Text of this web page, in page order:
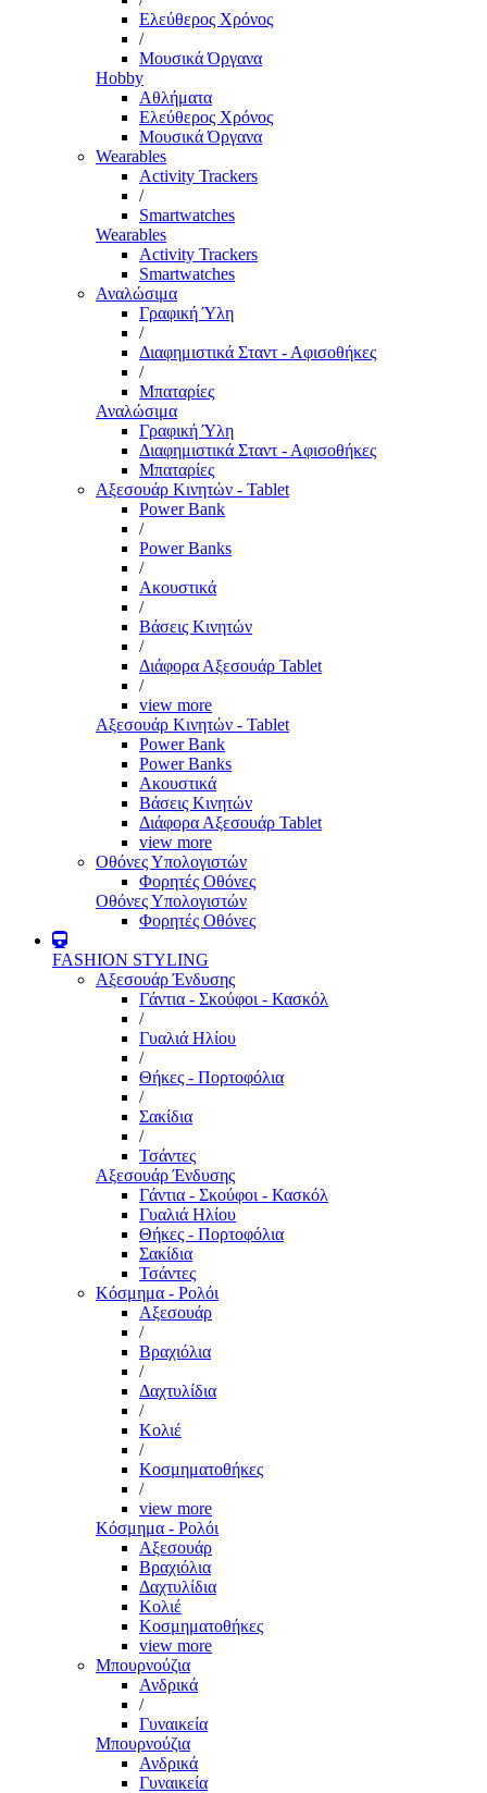
Ελεύθερος Χρόνος
/
Μουσικά Όργανα
Hobby
Αθλήματα
Ελεύθερος Χρόνος
Μουσικά Όργανα
Wearables
Activity Trackers
/
Smartwatches
Wearables
Activity Trackers
Smartwatches
Αναλώσιμα
Γραφική Ύλη
/
Διαφημιστικά Σταντ - Αφισοθήκες
/
Μπαταρίες
Αναλώσιμα
Γραφική Ύλη
Διαφημιστικά Σταντ - Αφισοθήκες
Μπαταρίες
Αξεσουάρ Κινητών - Tablet
Power Bank
/
Power Banks
/
Ακουστικά
/
Βάσεις Κινητών
/
Διάφορα Αξεσουάρ Tablet
/
view more
Αξεσουάρ Κινητών - Tablet
Power Bank
Power Banks
Ακουστικά
Βάσεις Κινητών
Διάφορα Αξεσουάρ Tablet
view more
Οθόνες Υπολογιστών
Φορητές Οθόνες
Οθόνες Υπολογιστών
Φορητές Οθόνες
FASHION STYLING
Αξεσουάρ Ένδυσης
Γάντια - Σκούφοι - Κασκόλ
/
Γυαλιά Ηλίου
/
Θήκες - Πορτοφόλια
/
Σακίδια
/
Τσάντες
Αξεσουάρ Ένδυσης
Γάντια - Σκούφοι - Κασκόλ
Γυαλιά Ηλίου
Θήκες - Πορτοφόλια
Σακίδια
Τσάντες
Κόσμημα - Ρολόι
Αξεσουάρ
/
Βραχιόλια
/
Δαχτυλίδια
/
Κολιέ
/
Κοσμηματοθήκες
/
view more
Κόσμημα - Ρολόι
Αξεσουάρ
Βραχιόλια
Δαχτυλίδια
Κολιέ
Κοσμηματοθήκες
view more
Μπουρνούζια
Ανδρικά
/
Γυναικεία
Μπουρνούζια
Ανδρικά
Γυναικεία